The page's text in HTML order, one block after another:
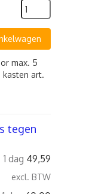
max. 5
kasten art.
tegen
1 dag 49,59
excl. BTW